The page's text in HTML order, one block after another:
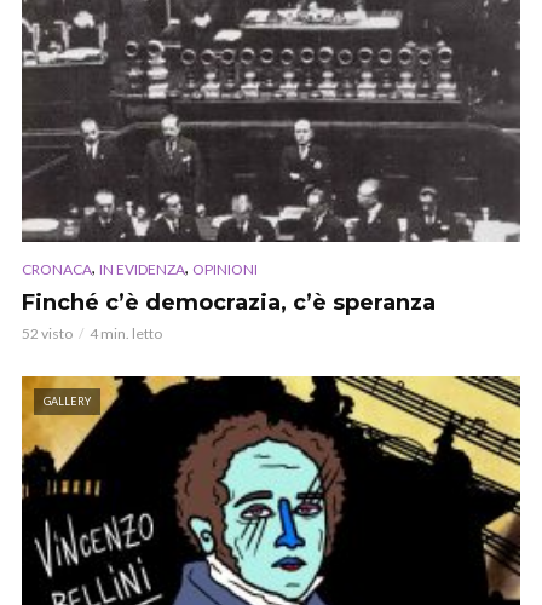
CRONACA, IN EVIDENZA, OPINIONI
Finché c’è democrazia, c’è speranza
52 visto 4 min. letto
GALLERY